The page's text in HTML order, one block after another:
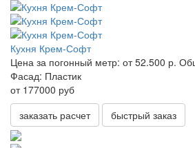
Кухня Крем-Софт
Цена за погонный метр: от 52.500 р.
Фасад: Пластик
от 177000 руб
заказать расчет
быстрый заказ